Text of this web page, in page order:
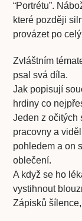
“Portrétu”.
které později
provázet po
Zvláštním
psal svá díla.
Jak popisují
hrdiny co
Jeden z očitých
pracovny a
pohledem a on
oblečení.
A když se ho
vystihnout
Zápisků